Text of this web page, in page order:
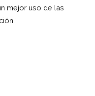
mejor uso de las